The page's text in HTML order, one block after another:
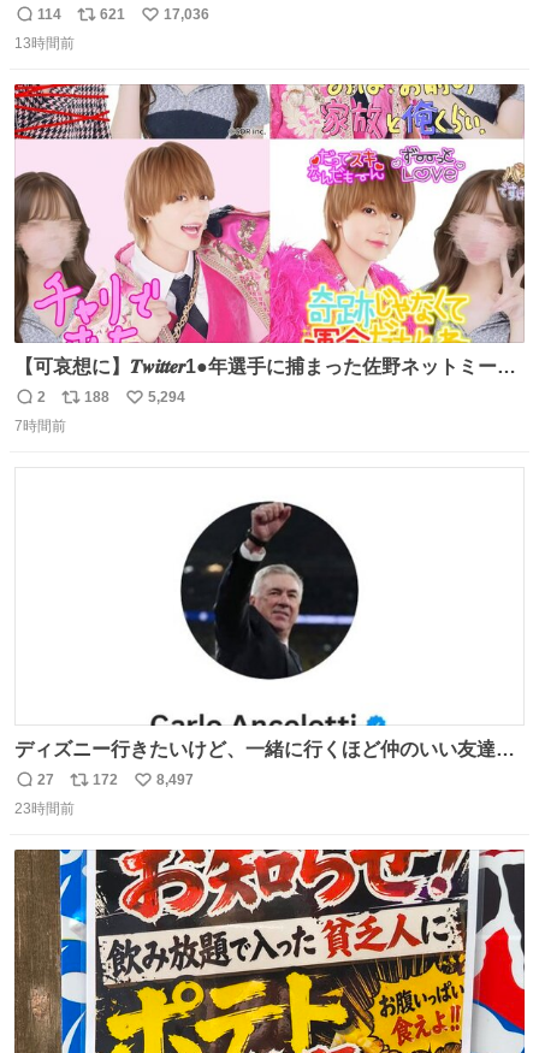
売されているのもですか？
返
信
114
リ
ト
数
621
い
数
17,036
13時間前
【可哀想に】𝑻𝒘𝒊𝒕𝒕𝒆𝒓1●年選手に捕まった佐野ネットミーム
勇斗さんのコラボプリ
返
信
2
リ
ポ
188
い
5,294
7時間前
ディズニー行きたいけど、一緒に行くほど仲のいい友達が
居ない… ほんでこれ
返
信
27
リ
ポ
ト
172
い
数
8,497
23時間前